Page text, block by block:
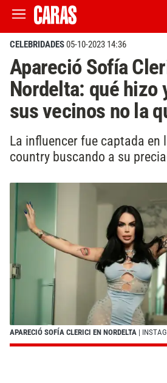
CELEBRIDADES05-10-2023 14:36
Apareció Sofía
Nordelta: qué hizo
sus vecinos no la
La influencer fue captada en
country buscando a su
APARECIÓ SOFÍA CLERICI EN NORDELTA |